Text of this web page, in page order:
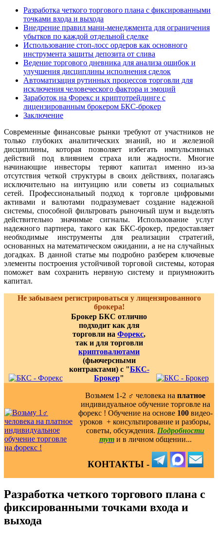
Разработка четкого торгового плана с фиксированными
точками входа и выхода
Внедрение правил мани-менеджмента для ограничения
убытков по каждой отдельной сделке
Использование стоп-лосс ордеров как основного
инструмента защиты депозита от слива
Ведение торгового дневника для анализа ошибок и
улучшения дисциплины исполнения сделок
Автоматизация рутинных процессов торговли для
исключения человеческого фактора и эмоций
Заработок на Форекс и криптотрейдинге с
лицензированным брокером БКС-брокер
Заключение
Современные финансовые рынки требуют от участников не
только глубоких аналитических знаний, но и железной
дисциплины, которая позволяет избегать импульсивных
действий под влиянием страха или жадности. Многие
начинающие инвесторы теряют капитал именно из-за
отсутствия четкой структуры в своих действиях, полагаясь
исключительно на интуицию или советы из социальных
сетей. Профессиональный подход к торговле цифровыми
активами и валютами подразумевает создание надежной
системы, способной фильтровать рыночный шум и выделять
действительно значимые сигналы. Использование услуг
надежного партнера, такого как БКС-брокер, предоставляет
необходимые инструменты для реализации стратегий,
основанных на математическом ожидании, а не на случайных
догадках. В данной статье мы подробно разберем ключевые
элементы построения устойчивой торговой системы, которая
поможет вам сохранить нервную систему и приумножить
капитал.
Не забываем регистрироваться у лицензированного
брокера!
Брокер БКС отлично
подходит как для
торговли на Форекс,
так и для торговли
криптовалютами
(фьючерсными
контрактами) с "БКС-
Брокер"
Возьмем 1-2 ‍♂️ человека на платное
индивидуальное обучение торговле на
форекс ! Обучение на основе 100видео-
уроков ️ + консультирование и разборы,
советы, обсуждения. Подробности
тут и в личном общении...
КОНТАКТЫ -
Разработка четкого торгового плана с
фиксированными точками входа и
выхода